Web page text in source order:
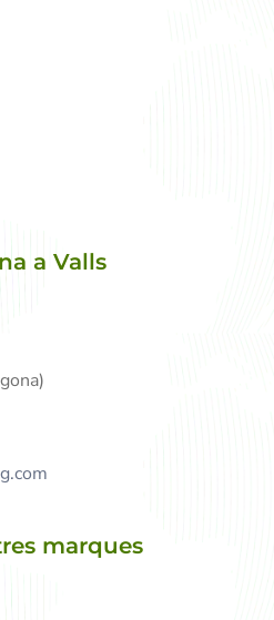
a Valls
marques